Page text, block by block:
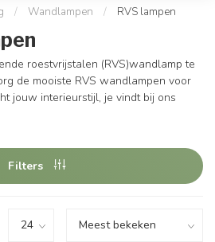
/ Wandlampen / RVS lampen
roestvrijstalen (RVS)wandlamp te
de mooiste RVS wandlampen voor
jouw interieurstijl, je vindt bij ons
Filters